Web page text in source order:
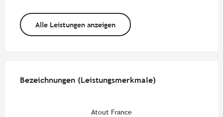
Alle Leistungen anzeigen
Bezeichnungen (Leistungsmerkmale)
Bezeichnungen (Leistungsmerkmale)
Atout France